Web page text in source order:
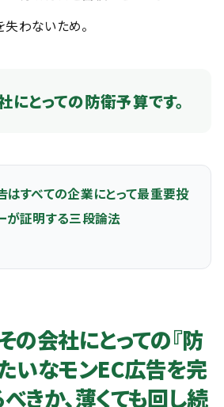
わないため。
にとっての防衛予算です。
はすべての企業にとって最重要投
が証明する三段論法
の会社にとっての『防
いなモンEC広告を完
きか、薄くても回し続